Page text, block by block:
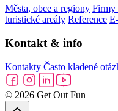
Města, obce a regiony Firmy
turistické areály Reference
Kontakt & info
Kontakty Často kladené
© 2026 Get Out Fun